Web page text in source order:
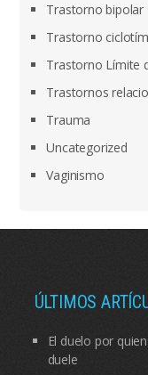
Trastorno bipolar
Trastorno
Trastorno Límite
Trastornos
Trauma
Uncategorized
Vaginismo
ÚLTIMOS
El duelo por
duele